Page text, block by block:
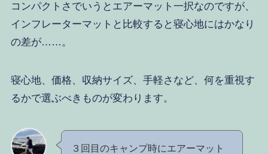
コンパクトさでいうとエアーマット一択なのですが、
インフレーターマットと比較すると寝心地にはかなり
の差が……。
寝心地、価格、収納サイズ、手軽さなど、何を重視す
るかで選ぶべきものが変わります。
３回目のキャンプ時にエアーマット